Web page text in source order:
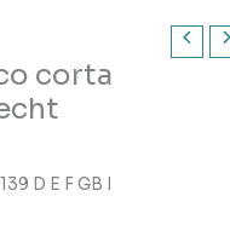
corta
D E F GB I